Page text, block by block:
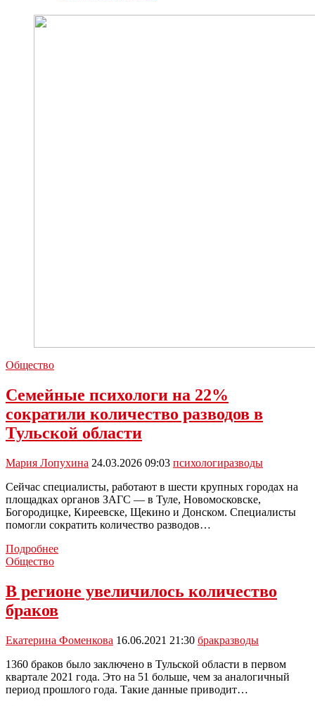
Общество
Семейные психологи на 22%
сократили количество разводов в
Тульской области
Мария Лопухина 24.03.2026 09:03 психологиразводы
Сейчас специалисты, работают в шести крупных городах на
площадках органов ЗАГС — в Туле, Новомосковске,
Богородицке, Киреевске, Щекино и Донском. Специалисты
помогли сократить количество разводов…
ПодробнееСемейные
сократили
количество
в
Тульской
области
Общество
В регионе увеличилось количество
браков
Екатерина Фоменкова 16.06.2021 21:30 бракразводы
1360 браков было заключено в Тульской области в первом
квартале 2021 года. Это на 51 больше, чем за аналогичный
период прошлого года. Такие данные приводит…